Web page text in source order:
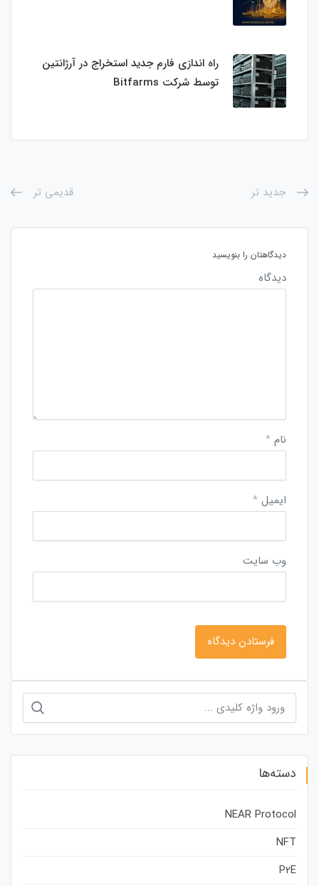
راه اندازی فارم جدید استخراج در آرژانتین
توسط شرکت Bitfarms
جدید تر قدیمی تر
دیدگاهتان را بنویسید
دیدگاه
نام *
ایمیل *
وب‌ سایت
برای:
دسته‌ها
NEAR Protocol
NFT
P2E